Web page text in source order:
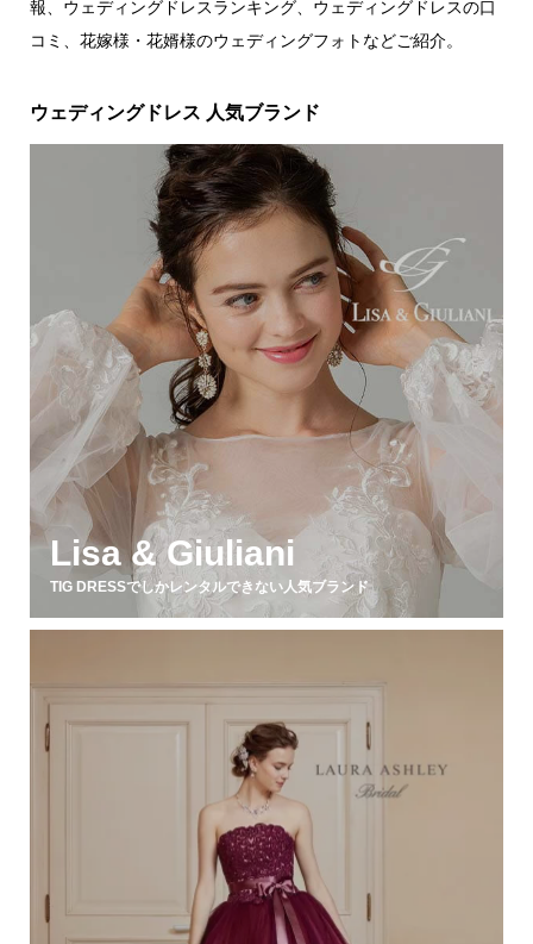
報、ウェディングドレスランキング、ウェディングドレスの口
コミ、花嫁様・花婿様のウェディングフォトなどご紹介。
ウェディングドレス 人気ブランド
Lisa & Giuliani
TIG DRESSでしかレンタルできない人気ブランド